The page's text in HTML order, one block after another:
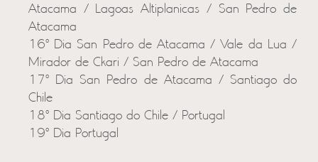
Atacama / Lagoas Altiplanicas / San Pedro de
Atacama
16º Dia San Pedro de Atacama / Vale da Lua /
Mirador de Ckari / San Pedro de Atacama
17º Dia San Pedro de Atacama / Santiago do
Chile
18º Dia Santiago do Chile / Portugal
19º Dia Portugal